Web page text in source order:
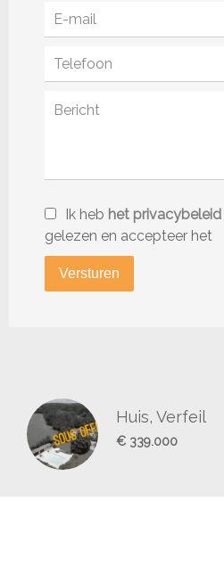
Ik heb het privacybeleid
gelezen en accepteer het
Versturen
Huis, Verfeil
€ 339.000